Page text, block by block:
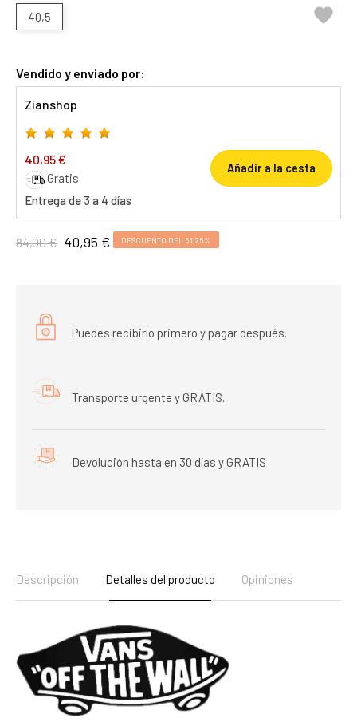
40,5 
Vendido y enviado por:
Zianshop
40,95 €
Gratis
Entrega de 3 a 4 días
Añadir a la cesta
84,00 € 40,95 € DESCUENTO DEL 51,25%
Puedes recibirlo primero y pagar después.
Transporte urgente y GRATIS.
Devolución hasta en 30 días y GRATIS
Descripción Detalles del producto Opiniones